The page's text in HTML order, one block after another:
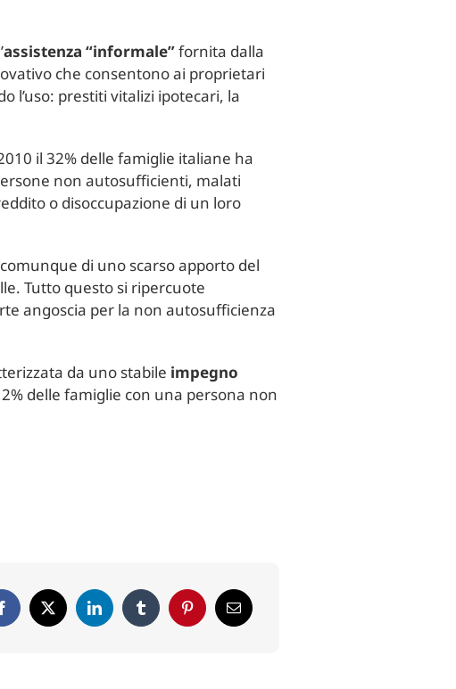
assistenza “informale”fornita dalla
che consentono ai proprietari
l’uso: prestiti vitalizi ipotecari, la
il 32% delle famiglie italiane ha
non autosufficienti, malati
o disoccupazione di un loro
di uno scarso apporto del
Tutto questo si ripercuote
angoscia per la non autosufficienza
da uno stabile impegno
delle famiglie con una persona non